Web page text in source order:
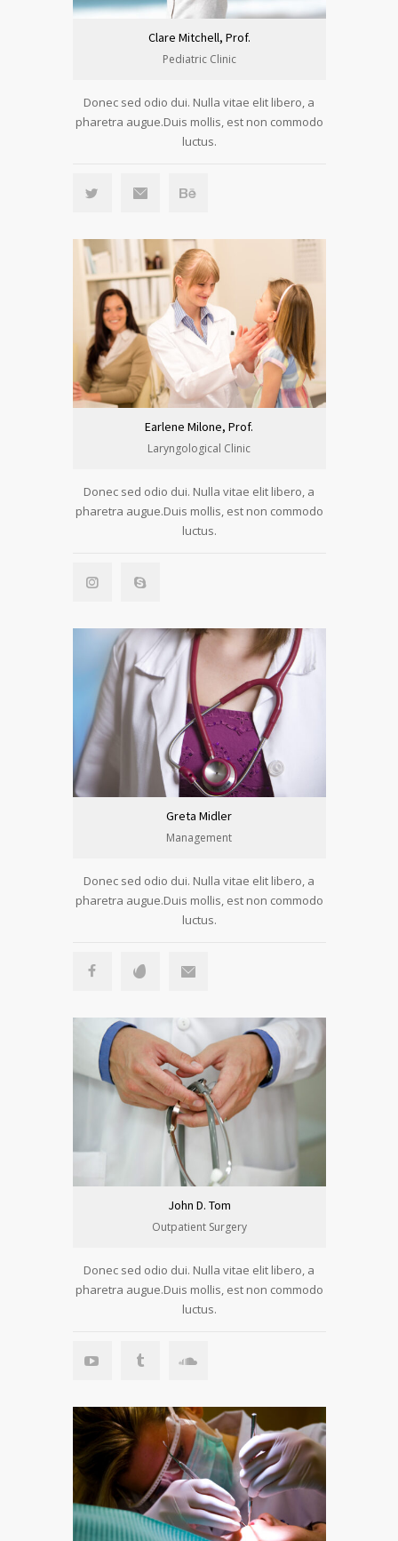
Clare Mitchell, Prof.
Pediatric Clinic
Donec sed odio dui. Nulla vitae elit libero, a
pharetra augue.Duis mollis, est non commodo
luctus.
Earlene Milone, Prof.
Laryngological Clinic
Donec sed odio dui. Nulla vitae elit libero, a
pharetra augue.Duis mollis, est non commodo
luctus.
Greta Midler
Management
Donec sed odio dui. Nulla vitae elit libero, a
pharetra augue.Duis mollis, est non commodo
luctus.
John D. Tom
Outpatient Surgery
Donec sed odio dui. Nulla vitae elit libero, a
pharetra augue.Duis mollis, est non commodo
luctus.